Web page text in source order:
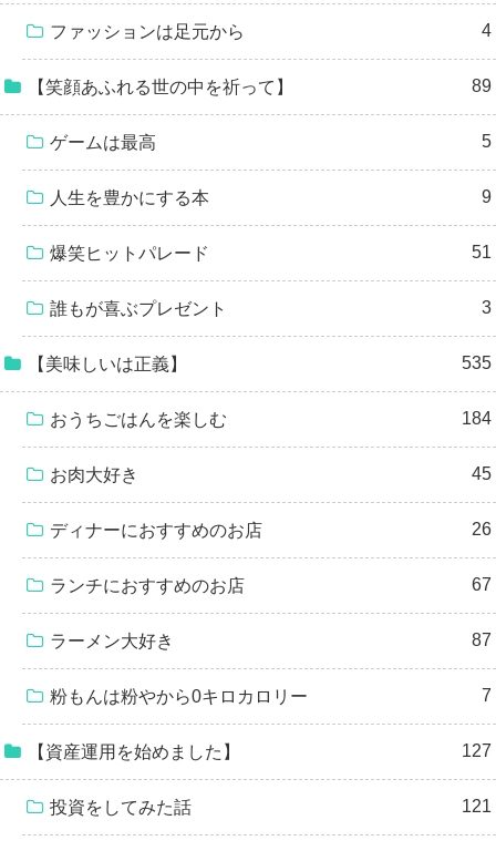
ファッションは足元から 4
【笑顔あふれる世の中を祈って】 89
ゲームは最高 5
人生を豊かにする本 9
爆笑ヒットパレード 51
誰もが喜ぶプレゼント 3
【美味しいは正義】 535
おうちごはんを楽しむ 184
お肉大好き 45
ディナーにおすすめのお店 26
ランチにおすすめのお店 67
ラーメン大好き 87
粉もんは粉やから0キロカロリー 7
【資産運用を始めました】 127
投資をしてみた話 121